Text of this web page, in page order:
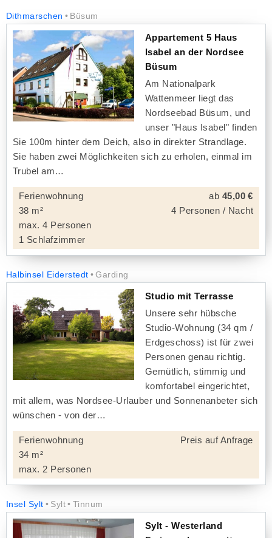
Dithmarschen Büsum
Appartement 5 Haus
Isabel an der Nordsee
Büsum
Am Nationalpark
Wattenmeer liegt das
Nordseebad Büsum, und
unser "Haus Isabel" finden
Sie 100m hinter dem Deich, also in direkter Strandlage.
Sie haben zwei Möglichkeiten sich zu erholen, einmal im
Trubel am
Ferienwohnung
38 m²
max. 4 Personen
1 Schlafzimmer
ab 45,00 €
4 Personen / Nacht
Halbinsel Eiderstedt Garding
Studio mit Terrasse
Unsere sehr hübsche
Studio-Wohnung (34 qm /
Erdgeschoss) ist für zwei
Personen genau richtig.
Gemütlich, stimmig und
komfortabel eingerichtet,
mit allem, was Nordsee-Urlauber und Sonnenanbeter sich
wünschen - von der
Ferienwohnung
34 m²
max. 2 Personen
Preis auf Anfrage
Insel Sylt Sylt Tinnum
Sylt - Westerland